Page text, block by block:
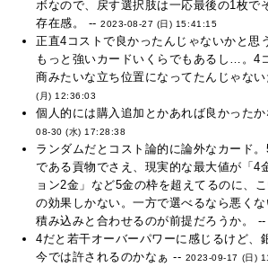
ボなので、戻す選択肢は一応最後の1枚で
存在感。 --2023-08-27 (日) 15:41:15
正直4コストで良かったんじゃないかと思
もっと強いカードいくらでもあるし…。4
商みたいな立ち位置になってたんじゃな
(月) 12:36:03
個人的には購入追加とかあれば良かった
08-30 (水) 17:28:38
ランダムだとコスト論的に論外なカード
である貢物でさえ、現実的な最大値が「4
ョン2金」など5金の枠を超えてるのに、
の効果しかない。一方で選べるなら悪く
積み込みと合わせるのが前提だろうか。
4だと若干オーバーパワーに感じるけど、
今では許されるのかなぁ -- 2023-09-17 (日)